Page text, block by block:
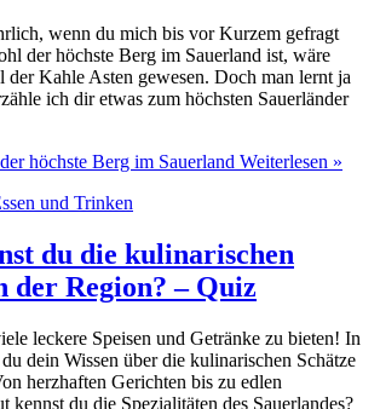
wenn du mich bis vor Kurzem gefragt
der höchste Berg im Sauerland ist, wäre
Kahle Asten gewesen. Doch man lernt ja
ich dir etwas zum höchsten Sauerländer
höchste Berg im Sauerland Weiterlesen »
du die kulinarischen
der Region? – Quiz
leckere Speisen und Getränke zu bieten! In
dein Wissen über die kulinarischen Schätze
herzhaften Gerichten bis zu edlen
kennst du die Spezialitäten des Sauerlandes?